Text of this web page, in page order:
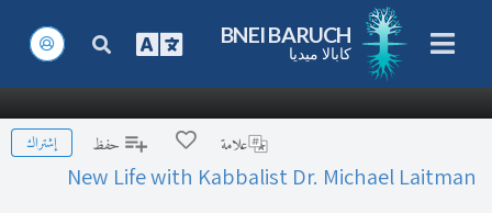
BNEI BARUCH
كابالا ميديا
علامة حفظ إشتراك
New Life with Kabbalist Dr. Michael Laitman